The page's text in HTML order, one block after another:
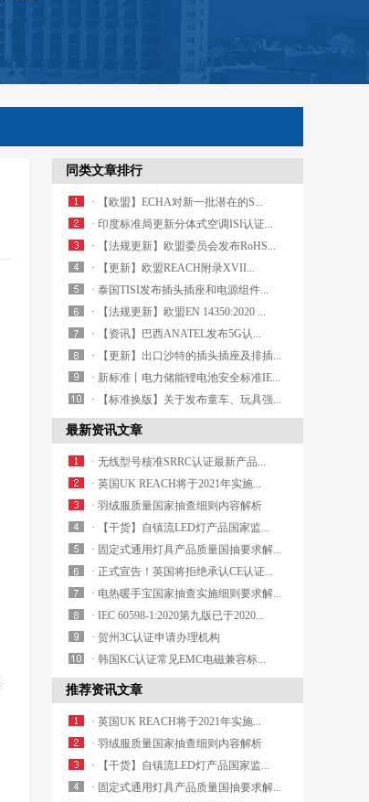
同类文章排行
· 【欧盟】ECHA对新一批潜在的S...
· 印度标准局更新分体式空调ISI认证...
· 【法规更新】欧盟委员会发布RoHS...
· 【更新】欧盟REACH附录XVII...
· 泰国TISI发布插头插座和电源组件...
· 【法规更新】欧盟EN 14350:2020 ...
· 【资讯】巴西ANATEL发布5G认...
· 【更新】出口沙特的插头插座及排插...
· 新标准丨电力储能锂电池安全标准IE...
· 【标准换版】关于发布童车、玩具强...
最新资讯文章
· 无线型号核准SRRC认证最新产品...
· 英国UK REACH将于2021年实施...
· 羽绒服质量国家抽查细则内容解析
· 【干货】自镇流LED灯产品国家监...
· 固定式通用灯具产品质量国抽要求解...
· 正式宣告！英国将拒绝承认CE认证...
· 电热暖手宝国家抽查实施细则要求解...
· IEC 60598-1:2020第九版已于2020...
· 贺州3C认证申请办理机构
· 韩国KC认证常见EMC电磁兼容标...
推荐资讯文章
· 英国UK REACH将于2021年实施...
· 羽绒服质量国家抽查细则内容解析
· 【干货】自镇流LED灯产品国家监...
· 固定式通用灯具产品质量国抽要求解...